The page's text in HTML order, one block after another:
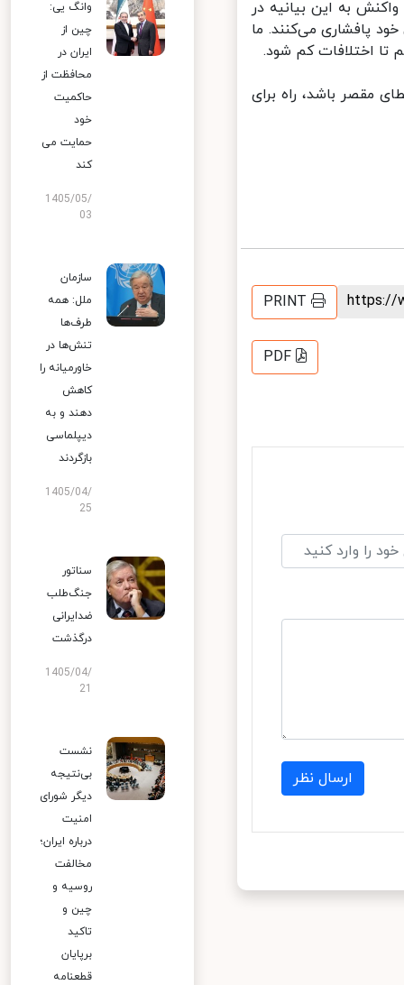
به این بیانیه در
پافشاری می‌کنند. ما
اختلافات کم شود.
جبران خطای مقصر باشد، راه برای
PRINT
PDF
ارسال نظر
وانگ یی:
چین از
ایران در
محافظت از
حاکمیت
خود
حمایت می
کند
1405/05/
03
سازمان
ملل: همه
طرف‌ها
تنش‌ها در
خاورمیانه را
کاهش
دهند و به
دیپلماسی
بازگردند
1405/04/
25
سناتور
جنگ‌طلب
ضدایرانی
درگذشت
1405/04/
نشست
بی‌نتیجه
دیگر شورای
امنیت
درباره ایران؛
مخالفت
روسیه و
چین و
تاکید
برپایان
قطعنامه